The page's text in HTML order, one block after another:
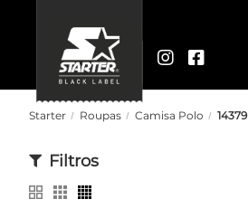
Starter Roupas Camisa Polo 14379
Filtros